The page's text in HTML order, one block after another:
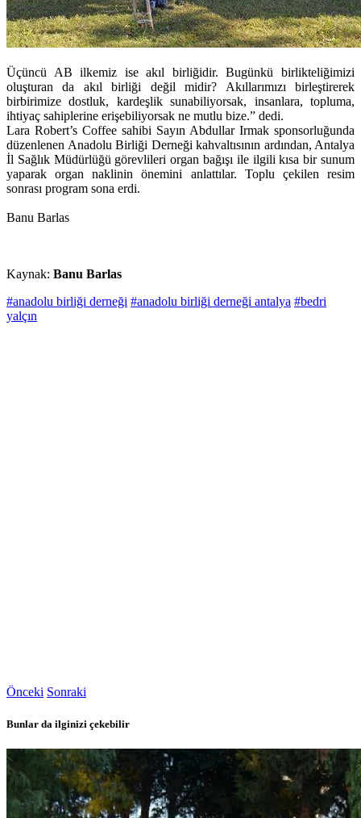
Üçüncü AB ilkemiz ise akıl birliğidir. Bugünkü birlikteliğimizi
oluşturan da akıl birliği değil midir? Akıllarımızı birleştirerek
birbirimize dostluk, kardeşlik sunabiliyorsak, insanlara, topluma,
ihtiyaç sahiplerine erişebiliyorsak ne mutlu bize.” dedi.
Lara Robert’s Coffee sahibi Sayın Abdullar Irmak sponsorluğunda
düzenlenen Anadolu Birliği Derneği kahvaltısının ardından, Antalya
İl Sağlık Müdürlüğü görevlileri organ bağışı ile ilgili kısa bir sunum
yaparak organ naklinin önemini anlattılar. Toplu çekilen resim
sonrası program sona erdi.
Banu Barlas
Kaynak: Banu Barlas
#anadolu birliği derneği #anadolu birliği derneği antalya #bedri
yalçın
Önceki Sonraki
Bunlar da ilginizi çekebilir